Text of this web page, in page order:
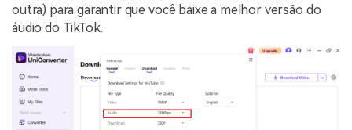
outra) para garantir que você baixe a melhor versão do
áudio do TikTok.